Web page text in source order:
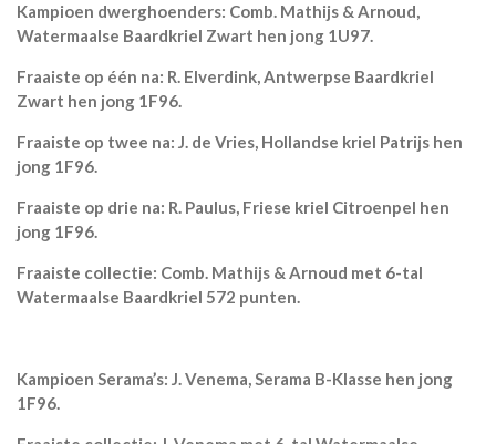
Kampioen dwerghoenders: Comb. Mathijs & Arnoud,
Watermaalse Baardkriel Zwart hen jong 1U97.
Fraaiste op één na: R. Elverdink, Antwerpse Baardkriel
Zwart hen jong 1F96.
Fraaiste op twee na: J. de Vries, Hollandse kriel Patrijs hen
jong 1F96.
Fraaiste op drie na: R. Paulus, Friese kriel Citroenpel hen
jong 1F96.
Fraaiste collectie: Comb. Mathijs & Arnoud met 6-tal
Watermaalse Baardkriel 572 punten.
Kampioen Serama’s: J. Venema, Serama B-Klasse hen jong
1F96.